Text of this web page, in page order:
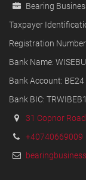
Bearing
Taxpayer
Registration
Bank Name:
Bank Account:
Bank BIC:
31 Copnor
+40740669009